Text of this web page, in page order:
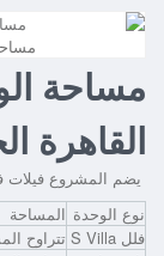
مساحة
القاهرة
يضم المشروع فيلات
نوع الوحدة المساحة
فلل S Villa
تتراوح المساحة بين